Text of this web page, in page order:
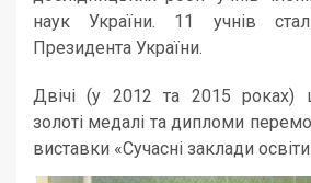
наук України. 11 учнів
Президента України.
Двічі (у 2012 та 2015 роках)
золоті медалі та дипломи
виставки «Сучасні заклади